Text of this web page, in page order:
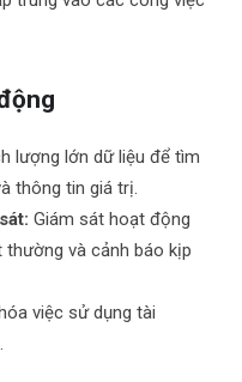
lượng lớn dữ liệu để tìm
thông tin giá trị.
Giám sát hoạt động
thường và cảnh báo kịp
việc sử dụng tài